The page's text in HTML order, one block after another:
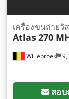
Willebroek
เครื่องขนถ่ายวั
Atlas270
สอบ